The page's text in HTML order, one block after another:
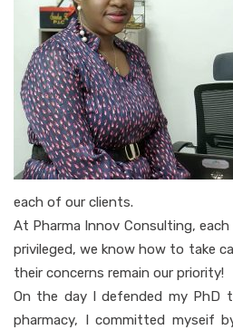
each of our clients.
At Pharma Innov Consulting,
privileged, we know how to take
their concerns remain our priority!
On the day I defended my PhD
pharmacy, I committed myseif